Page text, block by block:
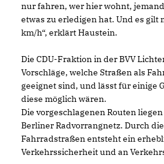
nur fahren, wer hier wohnt,
etwas zu erledigen hat. Und es gilt
km/h“, erklärt Haustein.
Die CDU-Fraktion in der BVV
Vorschläge, welche Straßen als
geeignet sind, und lässt für einige
diese möglich wären.
Die vorgeschlagenen Routen
Berliner Radvorrangnetz. Durch
Fahrradstraßen entsteht ein
Verkehrssicherheit und an